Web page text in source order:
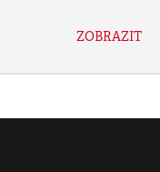
ZOBRAZIT